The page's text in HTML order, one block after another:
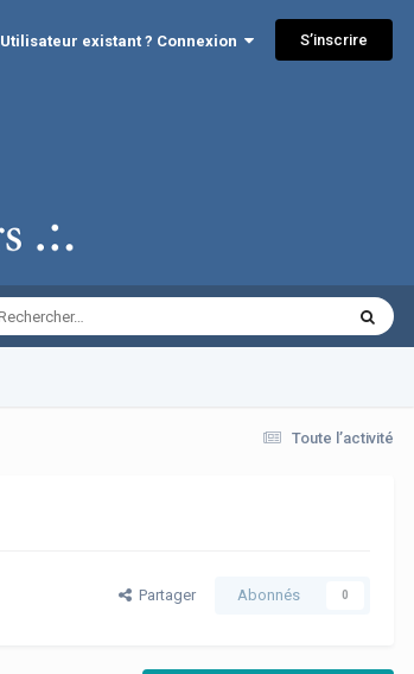
Utilisateur existant ? Connexion S’inscrire
Toute l’activité
Partager Abonnés 0